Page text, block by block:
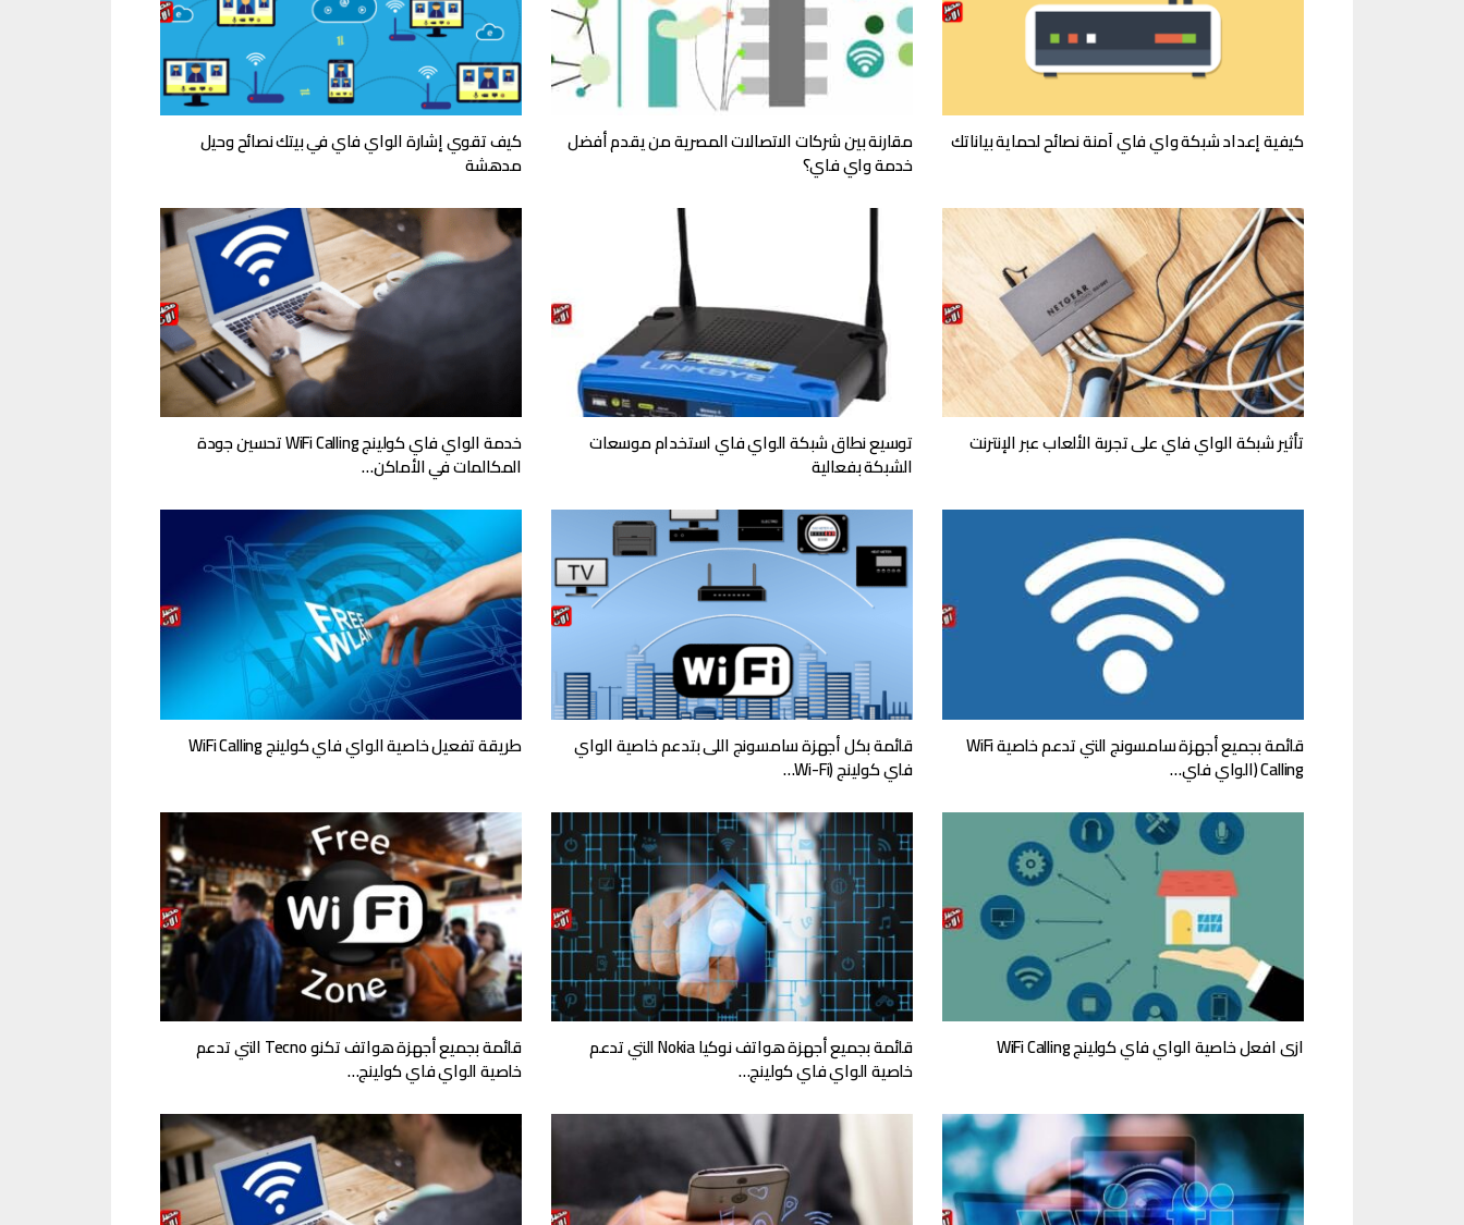
كيفية إعداد شبكة واي فاي آمنة نصائح لحماية بياناتك مقارنة بين شركات الاتصالات المصرية من يقدم أفضل
خدمة واي فاي؟
كيف تقوي إشارة الواي فاي في بيتك نصائح وحيل
مدهشة
تأثير شبكة الواي فاي على تجربة الألعاب عبر الإنترنت توسيع نطاق شبكة الواي فاي استخدام موسعات
الشبكة بفعالية
خدمة الواي فاي كولينج WiFi Calling تحسين جودة
المكالمات في الأماكن…
قائمة بجميع أجهزة سامسونج التي تدعم خاصية WiFi
Calling (الواي فاي…
قائمة بكل أجهزة سامسونج اللى بتدعم خاصية الواي
فاي كولينج (Wi-Fi…
طريقة تفعيل خاصية الواي فاي كولينج WiFi Calling
ازى افعل خاصية الواي فاي كولينج WiFi Calling قائمة بجميع أجهزة هواتف نوكيا Nokia التي تدعم
خاصية الواي فاي كولينج…
قائمة بجميع أجهزة هواتف تكنو Tecno التي تدعم
خاصية الواي فاي كولينج…